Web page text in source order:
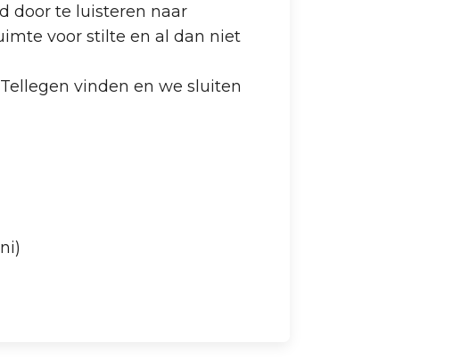
door te luisteren naar
voor stilte en al dan niet
vinden en we sluiten